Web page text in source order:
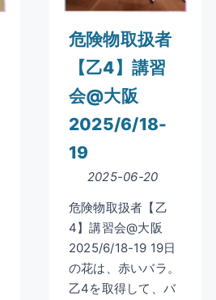
危険物取扱者
【乙4】講習
会@大阪
2025/6/18-
19
2025-06-20
危険物取扱者【乙
4】講習会@大阪
2025/6/18-19 19日
の花は、赤いバラ。
乙4を取得して、バ